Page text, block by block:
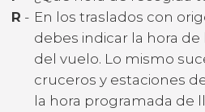
R - En los traslados con
debes indicar la hora
del vuelo. Lo mismo
cruceros y estaciones
la hora programada de